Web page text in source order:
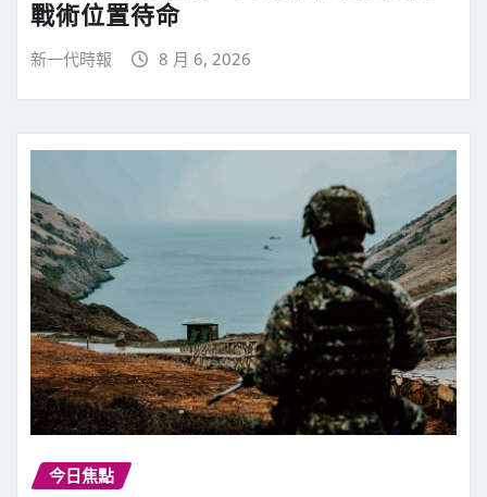
戰術位置待命
新一代時報 8 月 6, 2026
今日焦點